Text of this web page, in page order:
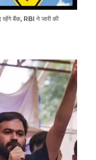
बैंक, RBI ने जारी की